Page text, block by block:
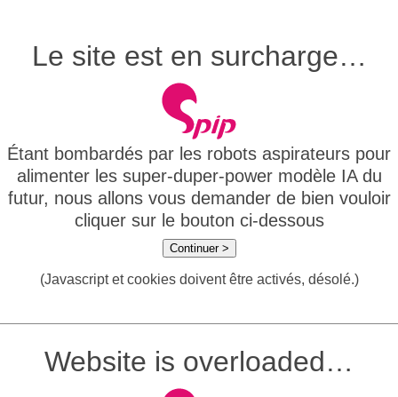
Le site est en surcharge…
Étant bombardés par les robots aspirateurs pour
alimenter les super-duper-power modèle IA du
futur, nous allons vous demander de bien vouloir
cliquer sur le bouton ci-dessous
Continuer >
(Javascript et cookies doivent être activés, désolé.)
Website is overloaded…